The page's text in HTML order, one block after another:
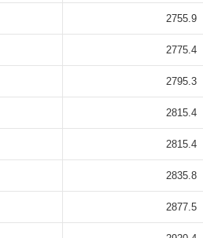
2755.9
2775.4
2795.3
2815.4
2815.4
2835.8
2877.5